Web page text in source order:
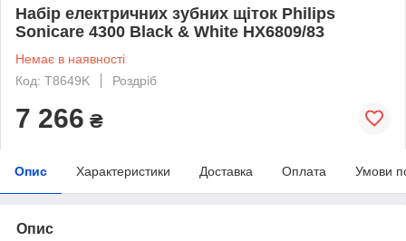
Набір електричних зубних щіток Philips
Sonicare 4300 Black & White HX6809/83
Немає в наявності
Код: T8649K
Роздріб
7 266 ₴
Опис Характеристики Доставка Оплата Умови
Опис